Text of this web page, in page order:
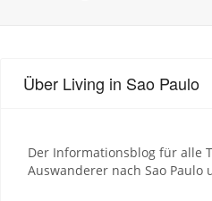
Über Living in Sao Paulo
Der Informationsblog für alle
Auswanderer nach Sao Paulo